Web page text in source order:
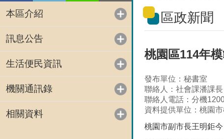
本區介紹
訊息公告
生活便民資訊
機關通訊錄
相關資料
區政新聞
桃園區114年
發布單位：秘書室
聯絡人：社會課潘課長
聯絡人電話：分機
資料提供單位：桃園
桃園市副市長王明鉅